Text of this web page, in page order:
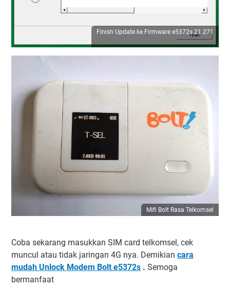
Finish Update ke Firmware e5372s 21.271
Mifi Bolt Rasa Telkomsel
Coba sekarang masukkan SIM card telkomsel, cek
muncul atau tidak jaringan 4G nya. Demikian cara
mudah Unlock Modem Bolt e5372s . Semoga
bermanfaat